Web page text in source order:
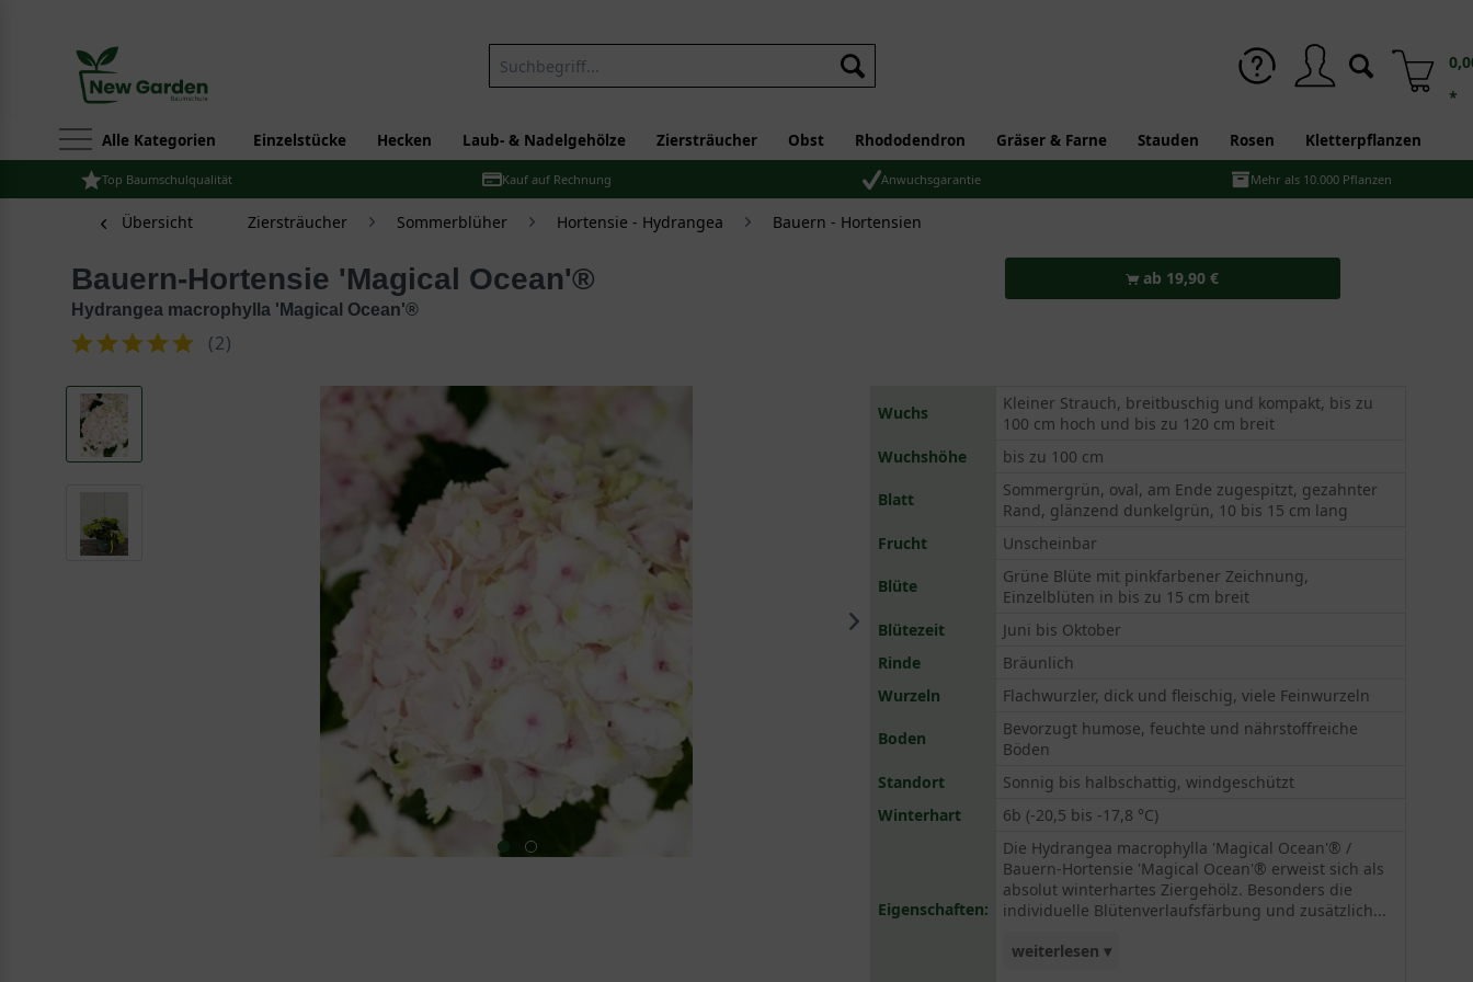
*
Alle Kategorien Einzelstücke Hecken Laub- & Nadelgehölze Ziersträucher Obst Rhododendron Gräser & Farne Stauden Rosen Kletterpflanzen
Top Baumschulqualität Kauf auf Rechnung Anwuchsgarantie Mehr als 10.000 Pflanzen
Übersicht Ziersträucher Sommerblüher Hortensie - Hydrangea Bauern - Hortensien
Bauern-Hortensie 'Magical Ocean'®
Hydrangea macrophylla 'Magical Ocean'®
(2)
ab 19,90 €
Wuchs
Kleiner Strauch, breitbuschig und kompakt, bis zu
100 cm hoch und bis zu 120 cm breit
Wuchshöhe
bis zu 100 cm
Blatt
Sommergrün, oval, am Ende zugespitzt, gezahnter
Rand, glänzend dunkelgrün, 10 bis 15 cm lang
Frucht
Unscheinbar
Blüte
Grüne Blüte mit pinkfarbener Zeichnung,
Einzelblüten in bis zu 15 cm breit
Blütezeit
Juni bis Oktober
Rinde
Bräunlich
Wurzeln
Flachwurzler, dick und fleischig, viele Feinwurzeln
Boden
Bevorzugt humose, feuchte und nährstoffreiche
Böden
Standort
Sonnig bis halbschattig, windgeschützt
Winterhart
6b (-20,5 bis -17,8 °C)
Eigenschaften:
Die Hydrangea macrophylla 'Magical Ocean'® /
Bauern-Hortensie 'Magical Ocean'® erweist sich als
absolut winterhartes Ziergehölz. Besonders die
individuelle Blütenverlaufsfärbung und zusätzlich...
weiterlesen ▾